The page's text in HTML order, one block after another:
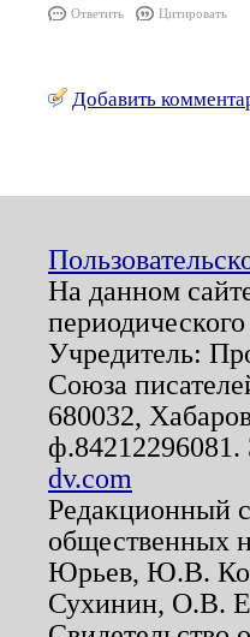
Ответить Цитировать
Добавить
На данном
Учредитель:
Союза
680032,
dv.com
Редакционный
Юрьев, Ю.В.
Сухинин, О.В.